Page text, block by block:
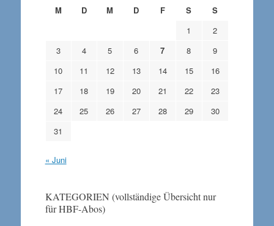
M
D M D F S
S
1
2
3
4 5 6 7 8
9
10
11 12 13 14 15
16
17
18 19 20 21 22
23
24
25 26 27 28 29
30
31
« Juni
KATEGORIEN (vollständige Übersicht nur
für HBF-Abos)